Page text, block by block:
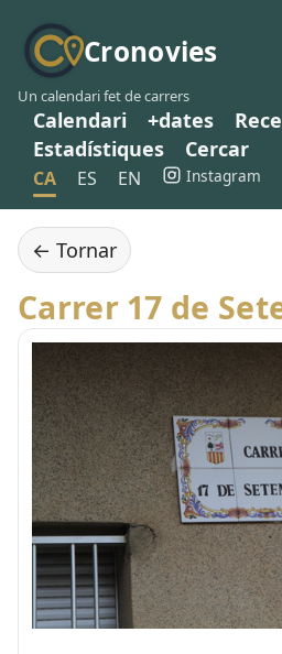
Cronovies
Un calendari fet de carrers
Calendari +dates
Estadístiques
Cercar
CA ES EN Instagram
← Tornar
Carrer 17 de